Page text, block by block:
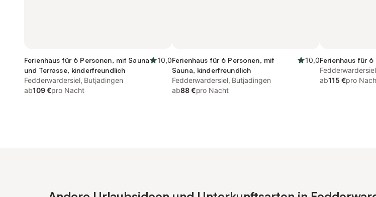
Ferienhaus für 6 Personen, mit Sauna
und Terrasse, kinderfreundlich
10,0
Fedderwardersiel, Butjadingen
ab109 €pro Nacht
Ferienhaus für 6 Personen, mit
Sauna, kinderfreundlich
10,0
Fedderwardersiel, Butjadingen
ab88 €pro Nacht
Ferienhaus für
ab115 €pro